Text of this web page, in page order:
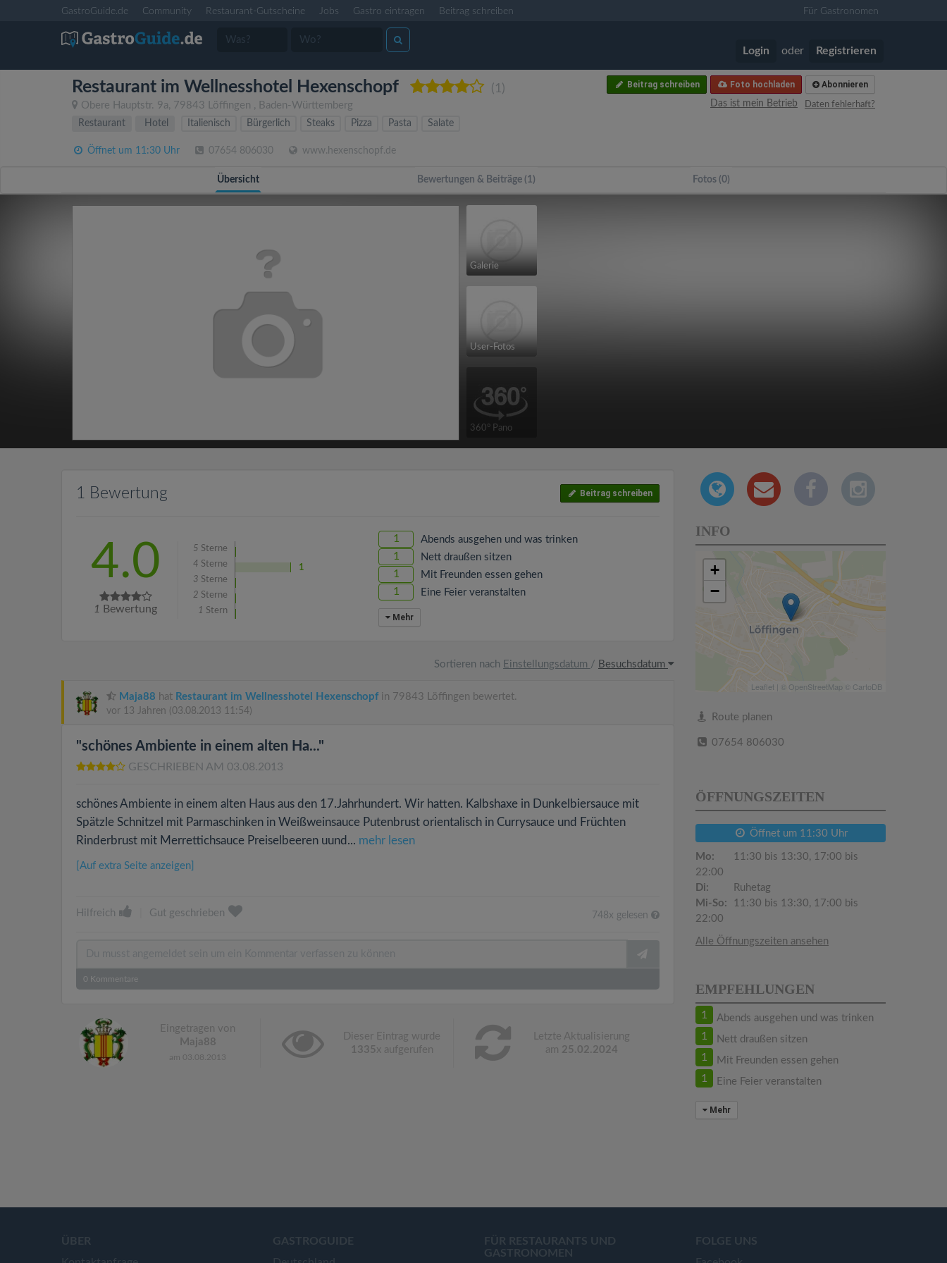
GastroGuide.de Community Restaurant-Gutscheine Jobs Gastro eintragen Beitrag schreiben Für Gastronomen
Login oder Registrieren
Restaurant im Wellnesshotel Hexenschopf (1)
Obere Hauptstr. 9a, 79843 Löffingen , Baden-Württemberg
Abonnieren
Foto hochladen
Beitrag schreiben
Daten fehlerhaft?
Das ist mein Betrieb
Restaurant
Hotel Italienisch Bürgerlich Steaks Pizza Pasta Salate
Öffnet um 11:30 Uhr 07654 806030 www.hexenschopf.de
Übersicht Bewertungen & Beiträge (1) Fotos (0)
Galerie
User-Fotos
360° Pano
1 Bewertung Beitrag schreiben
4.0
1 Bewertung
5 Sterne
4 Sterne
1
3 Sterne
2 Sterne
1 Stern
1 Abends ausgehen und was trinken
1 Nett draußen sitzen
1 Mit Freunden essen gehen
1 Eine Feier veranstalten
Mehr
Sortieren nach Einstellungsdatum / Besuchsdatum
Maja88 hat Restaurant im Wellnesshotel Hexenschopf in 79843 Löffingen bewertet.
vor 13 Jahren (03.08.2013 11:54)
"schönes Ambiente in einem alten Ha..."
GESCHRIEBEN AM 03.08.2013
schönes Ambiente in einem alten Haus aus den 17.Jahrhundert. Wir hatten. Kalbshaxe in Dunkelbiersauce mit
Spätzle Schnitzel mit Parmaschinken in Weißweinsauce Putenbrust orientalisch in Currysauce und Früchten
Rinderbrust mit Merrettichsauce Preiselbeeren uund... mehr lesen
[Auf extra Seite anzeigen]
Hilfreich Gut geschrieben 748x gelesen
0 Kommentare
Eingetragen von
Maja88
am 03.08.2013
Dieser Eintrag wurde
1335 x aufgerufen
Letzte Aktualisierung
am 25.02.2024
INFO
+
−
Leaflet | © OpenStreetMap © CartoDB
Route planen
07654 806030
ÖFFNUNGSZEITEN
Öffnet um 11:30 Uhr
Mo:
11:30 bis 13:30, 17:00 bis
22:00
Di:
Ruhetag
Mi-So:
11:30 bis 13:30, 17:00 bis
22:00
Alle Öffnungszeiten ansehen
EMPFEHLUNGEN
1 Abends ausgehen und was trinken
1 Nett draußen sitzen
1 Mit Freunden essen gehen
1 Eine Feier veranstalten
Mehr
ÜBER
GASTROGUIDE
FÜR RESTAURANTS UND
GASTRONOMEN
FOLGE UNS